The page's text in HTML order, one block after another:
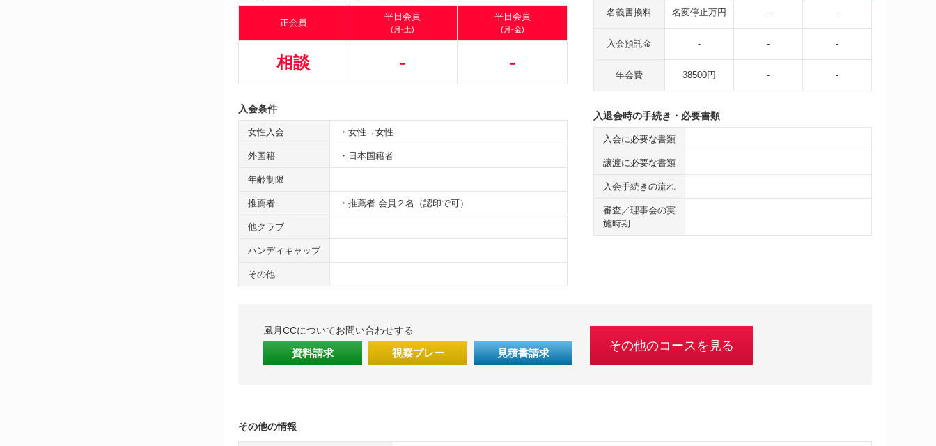
正会員
平日会員
(月-土)
平日会員
(月-金)
相談 - -
入会条件
女性入会 ・女性→女性
外国籍 ・日本国籍者
年齢制限
推薦者 ・推薦者 会員２名（認印で可）
他クラブ
ハンディキャップ
その他
名義書換料 名変停止万円 - -
入会預託金 - - -
年会費 38500円 - -
入退会時の手続き・必要書類
入会に必要な書類
譲渡に必要な書類
入会手続きの流れ
審査／理事会の実
施時期
風月CCについてお問い合わせする
資料請求 視察プレー 見積書請求
その他のコースを見る
その他の情報